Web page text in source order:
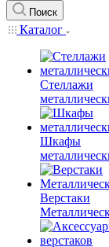
Поиск
Каталог
Стеллажи
Шкафы
Верстаки